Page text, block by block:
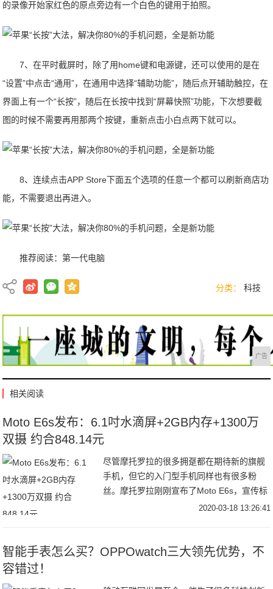
的录像开始家红色的原点旁边有一个白色的键用于拍照。
7、在平时截屏时，除了用home键和电源键，还可以使用的是在
“设置”中点击“通用”，在通用中选择“辅助功能”，随后点开辅助触控，在
界面上有一个“长按”，随后在长按中找到“屏幕快照”功能，下次想要截
图的时候不需要再用那两个按键，重新点击小白点两下就可以。
8、连续点击APP Store下面五个选项的任意一个都可以刷新商店功
能，不需要退出再进入。
推荐阅读：第一代电脑
分类： 科技
广告
相关阅读
Moto E6s发布：6.1吋水滴屏+2GB内存+1300万
双摄 约合848.14元
尽管摩托罗拉的很多拥趸都在期待新的旗舰
手机，但它的入门型手机同样也有很多粉
丝。摩托罗拉刚刚宣布了Moto E6s，宣传标
语是“让生活变得更加简单”，由于定位中低
2020-03-18 13:26:41
智能手表怎么买？OPPOwatch三大领先优势，不
容错过！